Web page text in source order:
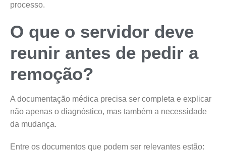
processo.
O que o servidor deve
reunir antes de pedir a
remoção?
A documentação médica precisa ser completa e explicar
não apenas o diagnóstico, mas também a necessidade
da mudança.
Entre os documentos que podem ser relevantes estão: